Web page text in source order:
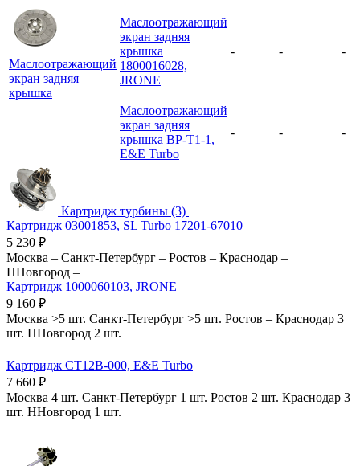
Маслоотражающий
экран задняя
крышка
Маслоотражающий
экран задняя
крышка
1800016028,
JRONE
- - -
Маслоотражающий
экран задняя
крышка BP-T1-1,
E&E Turbo
- - -
Картридж турбины (3)
Картридж 03001853, SL Turbo 17201-67010
5 230 ₽
Москва – Санкт-Петербург – Ростов – Краснодар –
ННовгород –
Картридж 1000060103, JRONE
9 160 ₽
Москва >5 шт. Санкт-Петербург >5 шт. Ростов – Краснодар 3
шт. ННовгород 2 шт.
Картридж CT12B-000, E&E Turbo
7 660 ₽
Москва 4 шт. Санкт-Петербург 1 шт. Ростов 2 шт. Краснодар 3
шт. ННовгород 1 шт.